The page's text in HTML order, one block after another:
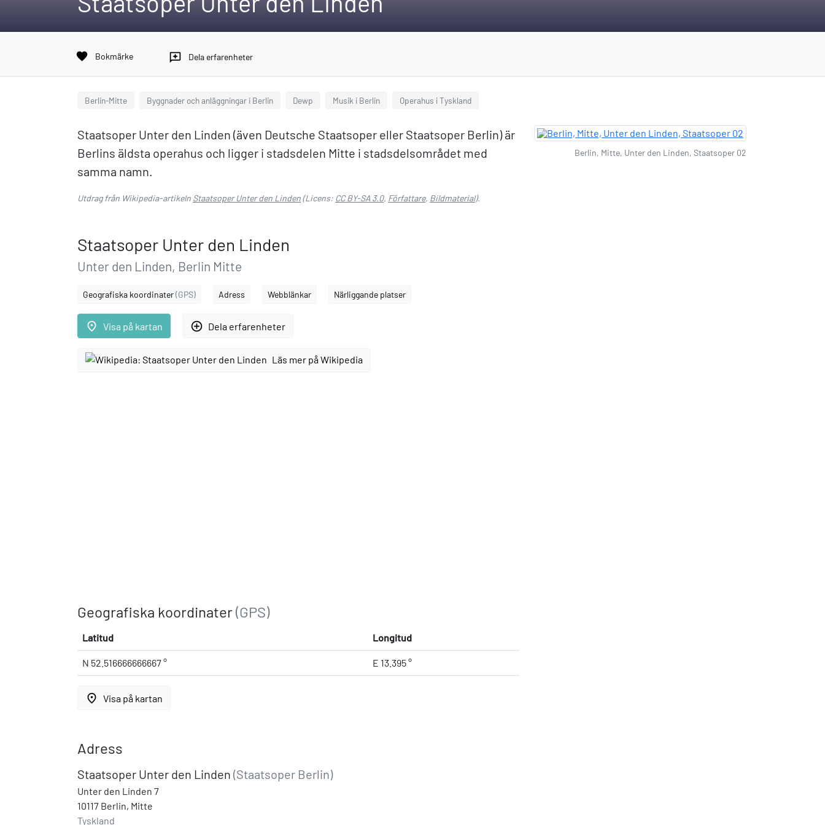
favorite Bokmärke reviews Dela erfarenheter
Berlin-Mitte Byggnader och anläggningar i Berlin Dewp Musik i Berlin Operahus i Tyskland
Staatsoper Unter den Linden (även Deutsche Staatsoper eller Staatsoper Berlin) är
Berlins äldsta operahus och ligger i stadsdelen Mitte i stadsdelsområdet med
samma namn.
Utdrag från Wikipedia-artikeln Staatsoper Unter den Linden(Licens: CC BY-SA 3.0, Författare, Bildmaterial).
Staatsoper Unter den Linden
Unter den Linden, Berlin Mitte
Geografiska koordinater(GPS) Adress Webblänkar Närliggande platser
place Visa på kartan add_circle_outline Dela erfarenheter
Läs mer på Wikipedia
Geografiska koordinater(GPS)
Latitud Longitud
N 52.516666666667 ° E 13.395 °
place Visa på kartan
Adress
Staatsoper Unter den Linden (Staatsoper Berlin)
Unter den Linden 7
10117 Berlin, Mitte
Tyskland
Berlin, Mitte, Unter den Linden, Staatsoper 02